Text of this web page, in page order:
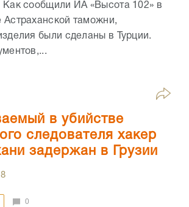
Как сообщили ИА «Высота 102» в
Астраханской таможни,
были сделаны в Турции.
в убийстве
следователя хакер
задержан в Грузии
0